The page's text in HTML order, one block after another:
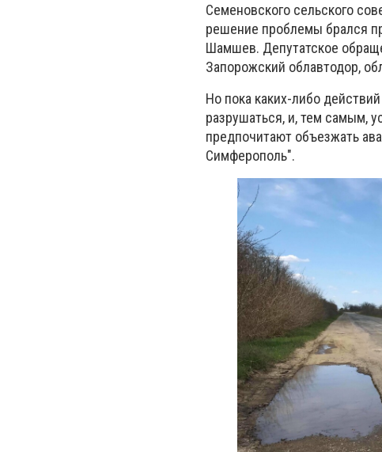
Семеновского сельского
решение проблемы брался
Шамшев. Депутатское
Запорожский облавтодор,
Но пока каких-либо
разрушаться, и, тем самым,
предпочитают объезжать
Симферополь".